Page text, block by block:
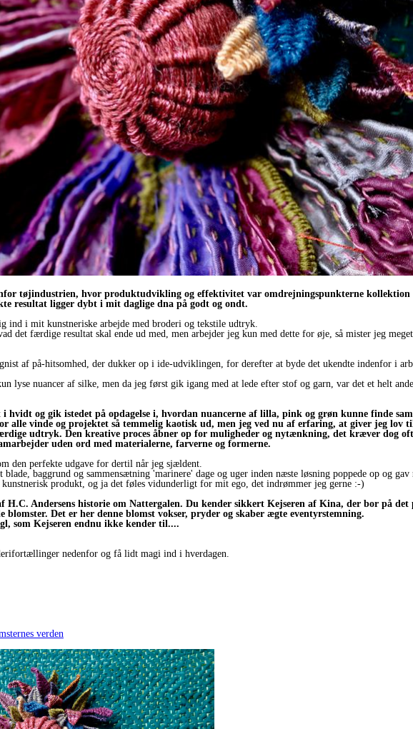
tøjindustrien, hvor produktudvikling og effektivitet var omdrejningspunkterne
resultat ligger dybt i mit daglige dna på godt og ondt.
ind i mit kunstneriske arbejde med broderi og tekstile udtryk.
det færdige resultat skal ende ud med, men arbejder jeg kun med dette for øje, så mister jeg
af på-hitsomhed, der dukker op i ide-udviklingen, for derefter at byde det ukendte indenfor i
lyse nuancer af silke, men da jeg først gik igang med at lede efter stof og garn, var det et helt
i hvidt og gik istedet på opdagelse i, hvordan nuancerne af lilla, pink og grøn kunne finde
alle vinde og projektet så temmelig kaotisk ud, men jeg ved nu af erfaring, at giver jeg lov
udtryk. Den kreative proces åbner op for muligheder og nytænkning, det kræver dog
uden ord med materialerne, farverne og formerne.
den perfekte udgave for dertil når jeg sjældent.
baggrund og sammensætning 'marinere' dage og uger inden næste løsning poppede op og gav
produkt, og ja det føles vidunderligt for mit ego, det indrømmer jeg gerne :-)
H.C. Andersens historie om Nattergalen. Du kender sikkert Kejseren af Kina, der bor på
blomster. Det er her denne blomst vokser, pryder og skaber ægte eventyrstemning.
som Kejseren endnu ikke kender til....
nedenfor og få lidt magi ind i hverdagen.
verden